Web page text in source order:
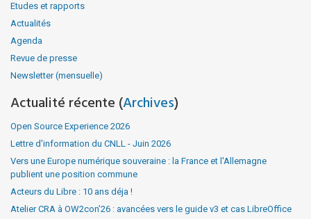
Etudes et rapports
Actualités
Agenda
Revue de presse
Newsletter (mensuelle)
Actualité récente (Archives)
Open Source Experience 2026
Lettre d'information du CNLL - Juin 2026
Vers une Europe numérique souveraine : la France et l'Allemagne
publient une position commune
Acteurs du Libre : 10 ans déja !
Atelier CRA à OW2con’26 : avancées vers le guide v3 et cas LibreOffice